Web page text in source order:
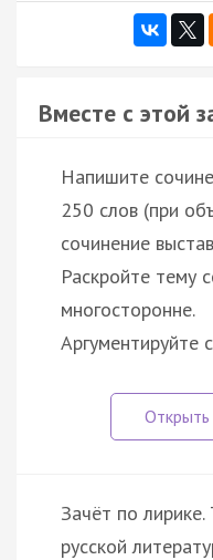
Вместе с этой
Напишите
250 слов (при
сочинение
Раскройте тему
многосторонне.
Аргументируйте
Зачёт по
русской